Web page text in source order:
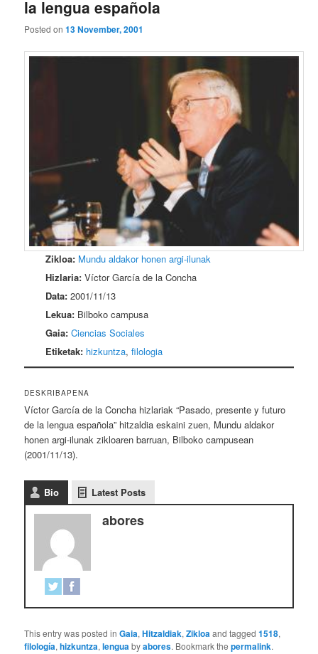
la lengua española
Posted on13 November, 2001
Zikloa: Mundu aldakor honen argi-ilunak
Hizlaria: Víctor García de la Concha
Data: 2001/11/13
Lekua: Bilboko campusa
Gaia: Ciencias Sociales
Etiketak: hizkuntza,filologia
DESKRIBAPENA
Víctor García de la Concha hizlariak “Pasado, presente y futuro
de la lengua española” hitzaldia eskaini zuen, Mundu aldakor
honen argi-ilunak zikloaren barruan, Bilboko campusean
(2001/11/13).
Bio Latest Posts
abores
This entry was posted inGaia,Hitzaldiak,Zikloaand tagged1518,
filología,hizkuntza,lenguabyabores. Bookmark thepermalink.